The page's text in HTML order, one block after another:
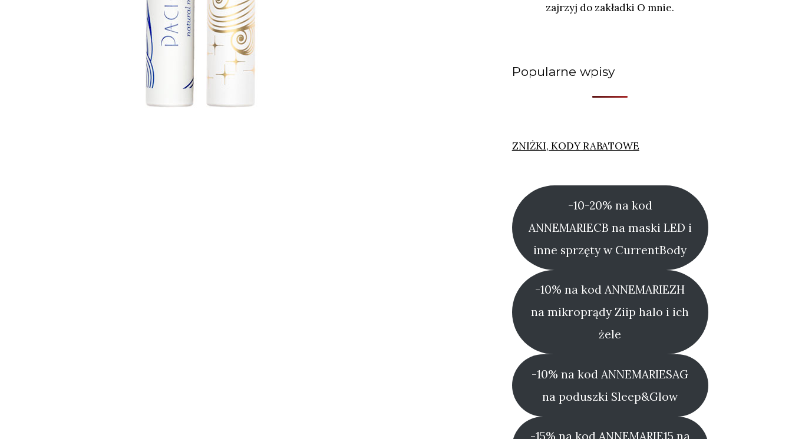
zajrzyj do zakładki O mnie.
Popularne wpisy
ZNIŻKI, KODY RABATOWE
-10-20% na kod
ANNEMARIECB na maski LED i
inne sprzęty w CurrentBody
-10% na kod ANNEMARIEZH
na mikroprądy Ziip halo i ich
żele
-10% na kod ANNEMARIESAG
na poduszki Sleep&Glow